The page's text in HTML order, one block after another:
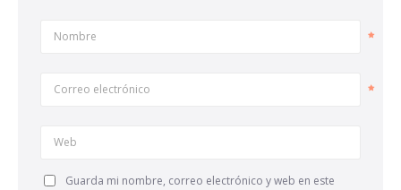
Nombre
Correo electrónico
Web
Guarda mi nombre, correo electrónico y web en este